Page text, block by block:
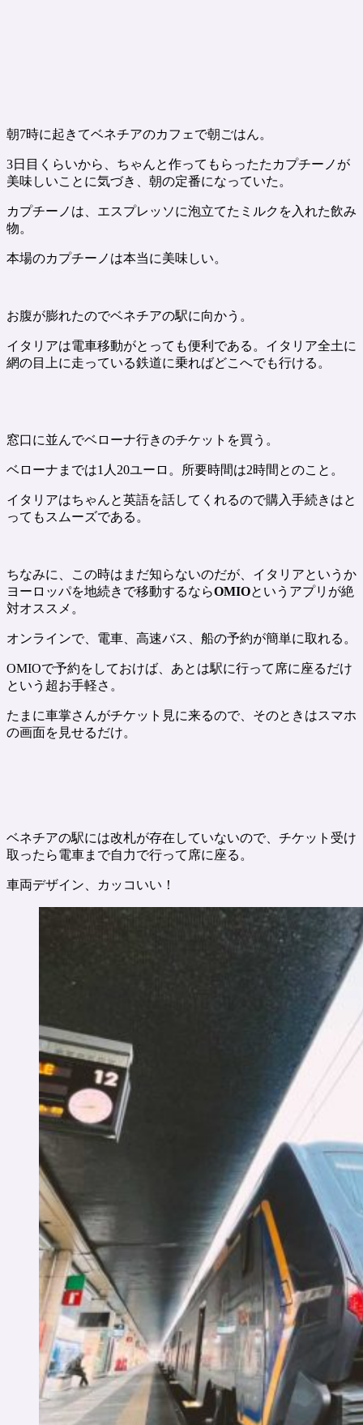
朝7時に起きてベネチアのカフェで朝ごはん。
3日目くらいから、ちゃんと作ってもらったたカプチーノが
美味しいことに気づき、朝の定番になっていた。
カプチーノは、エスプレッソに泡立てたミルクを入れた飲み
物。
本場のカプチーノは本当に美味しい。
お腹が膨れたのでベネチアの駅に向かう。
イタリアは電車移動がとっても便利である。イタリア全土に
網の目上に走っている鉄道に乗ればどこへでも行ける。
窓口に並んでベローナ行きのチケットを買う。
ベローナまでは1人20ユーロ。所要時間は2時間とのこと。
イタリアはちゃんと英語を話してくれるので購入手続きはと
ってもスムーズである。
ちなみに、この時はまだ知らないのだが、イタリアというか
ヨーロッパを地続きで移動するならOMIOというアプリが絶
対オススメ。
オンラインで、電車、高速バス、船の予約が簡単に取れる。
OMIOで予約をしておけば、あとは駅に行って席に座るだけ
という超お手軽さ。
たまに車掌さんがチケット見に来るので、そのときはスマホ
の画面を見せるだけ。
ベネチアの駅には改札が存在していないので、チケット受け
取ったら電車まで自力で行って席に座る。
車両デザイン、カッコいい！